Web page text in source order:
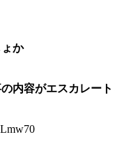
か
内容がエスカレー